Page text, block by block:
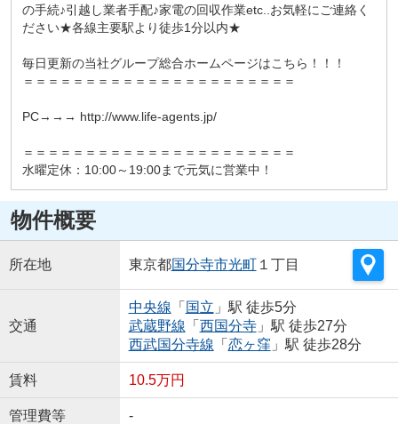
の手続♪引越し業者手配♪家電の回収作業etc..お気軽にご連絡く
ださい★各線主要駅より徒歩1分以内★
毎日更新の当社グループ総合ホームページはこちら！！！
＝＝＝＝＝＝＝＝＝＝＝＝＝＝＝＝＝＝＝＝＝＝
PC→→→ http://www.life-agents.jp/
＝＝＝＝＝＝＝＝＝＝＝＝＝＝＝＝＝＝＝＝＝＝
水曜定休：10:00～19:00まで元気に営業中！
物件概要
所在地 東京都国分寺市光町１丁目
交通
中央線 「 国立 」駅 徒歩5分
武蔵野線 「 西国分寺」駅 徒歩27分
西武国分寺線 「 恋ヶ窪 」駅 徒歩28分
賃料 10.5万円
管理費等 -